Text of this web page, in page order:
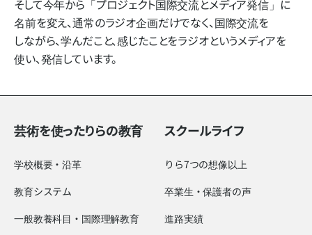
そして​今年から​「プロジェクト国際交流と​メディア発信」に​
名前を​変え、​通常の​ラジオ企画だけでなく、​国際交流を​
しながら、​学んだ​こと、​感じた​ことを​ラジオと​いう​メディアを​
使い、​発信しています。
芸術を使ったりらの教育
学校概要・沿革
教育システム
一般教養科目・国際理解教育
スクールライフ
りら7つの想像以上
卒業生・保護者の声
進路実績